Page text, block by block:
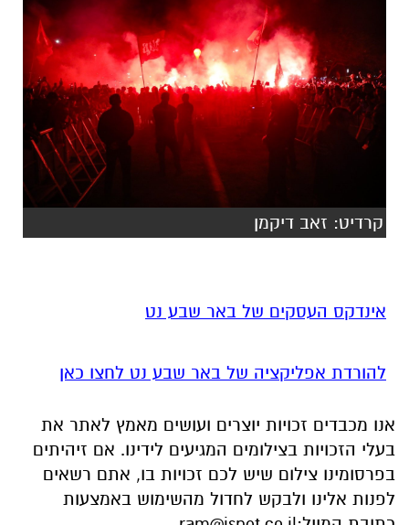
קרדיט: זאב דיקמן
אינדקס העסקים של באר שבע נט
בפרסומינו צילום שיש לכם זכויות בו, אתם רשאים
כתובת המייל:ram@isnet.co.il
אולי יעניין אותך גם